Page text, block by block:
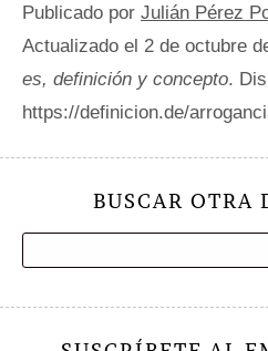
Publicado por Julián Pérez
Actualizado el 2 de octubre
es, definición y concepto.
https://definicion.de/
BUSCAR OTRA